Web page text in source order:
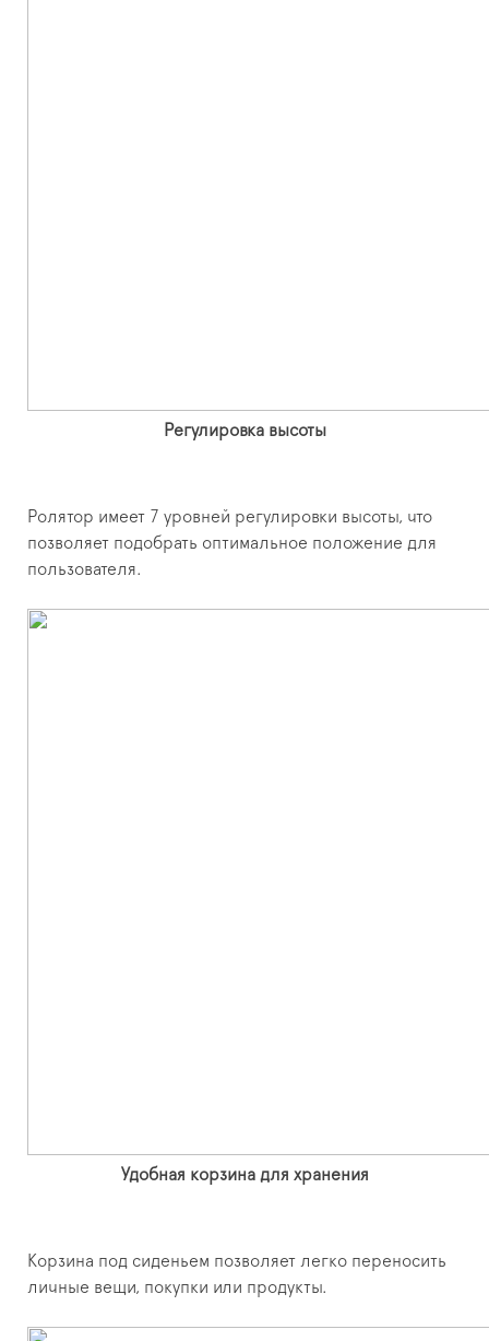
Регулировка высоты
Ролятор имеет 7 уровней регулировки высоты, что
позволяет подобрать оптимальное положение для
пользователя.
Удобная корзина для хранения
Корзина под сиденьем позволяет легко переносить
личные вещи, покупки или продукты.